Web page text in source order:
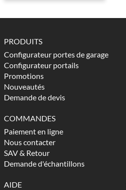
PRODUITS
Configurateur portes de garage
Configurateur portails
Promotions
Nouveautés
Demande de devis
COMMANDES
Paiement en ligne
Nous contacter
SAV & Retour
Demande d'échantillons
AIDE